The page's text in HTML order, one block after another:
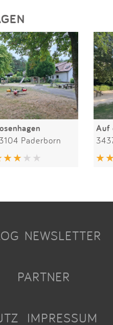
Paderborn
Auf
NEWSLETTER
PARTNER
IMPRESSUM